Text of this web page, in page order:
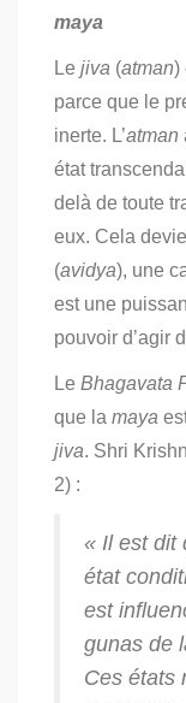
maya
Le jiva (atman)
parce que le
inerte. L’atman
état
delà de toute
eux. Cela
(avidya), une
est une
pouvoir d’agir
Le Bhagavata
que la maya
jiva. Shri
2) :
« Il est dit
état
est
gunas de
Ces états